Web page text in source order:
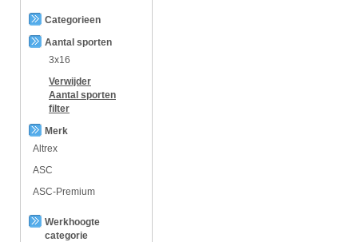
Categorieen
Aantal sporten
3x16
Verwijder
Aantal sporten
filter
Merk
Altrex
ASC
ASC-Premium
Werkhoogte
categorie